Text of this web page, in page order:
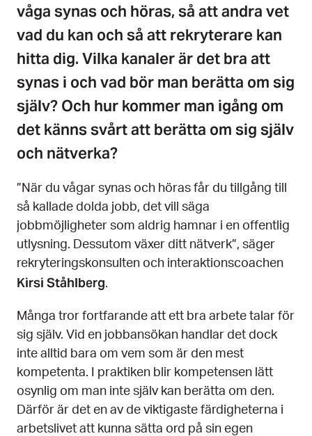
våga synas och höras, så att andra vet
vad du kan och så att rekryterare kan
hitta dig. Vilka kanaler är det bra att
synas i och vad bör man berätta om sig
själv? Och hur kommer man igång om
det känns svårt att berätta om sig själv
och nätverka?
”När du vågar synas och höras får du tillgång till
så kallade dolda jobb, det vill säga
jobbmöjligheter som aldrig hamnar i en offentlig
utlysning. Dessutom växer ditt nätverk”, säger
rekryteringskonsulten och interaktionscoachen
Kirsi Ståhlberg.
Många tror fortfarande att ett bra arbete talar för
sig själv. Vid en jobbansökan handlar det dock
inte alltid bara om vem som är den mest
kompetenta. I praktiken blir kompetensen lätt
osynlig om man inte själv kan berätta om den.
Därför är det en av de viktigaste färdigheterna i
arbetslivet att kunna sätta ord på sin egen